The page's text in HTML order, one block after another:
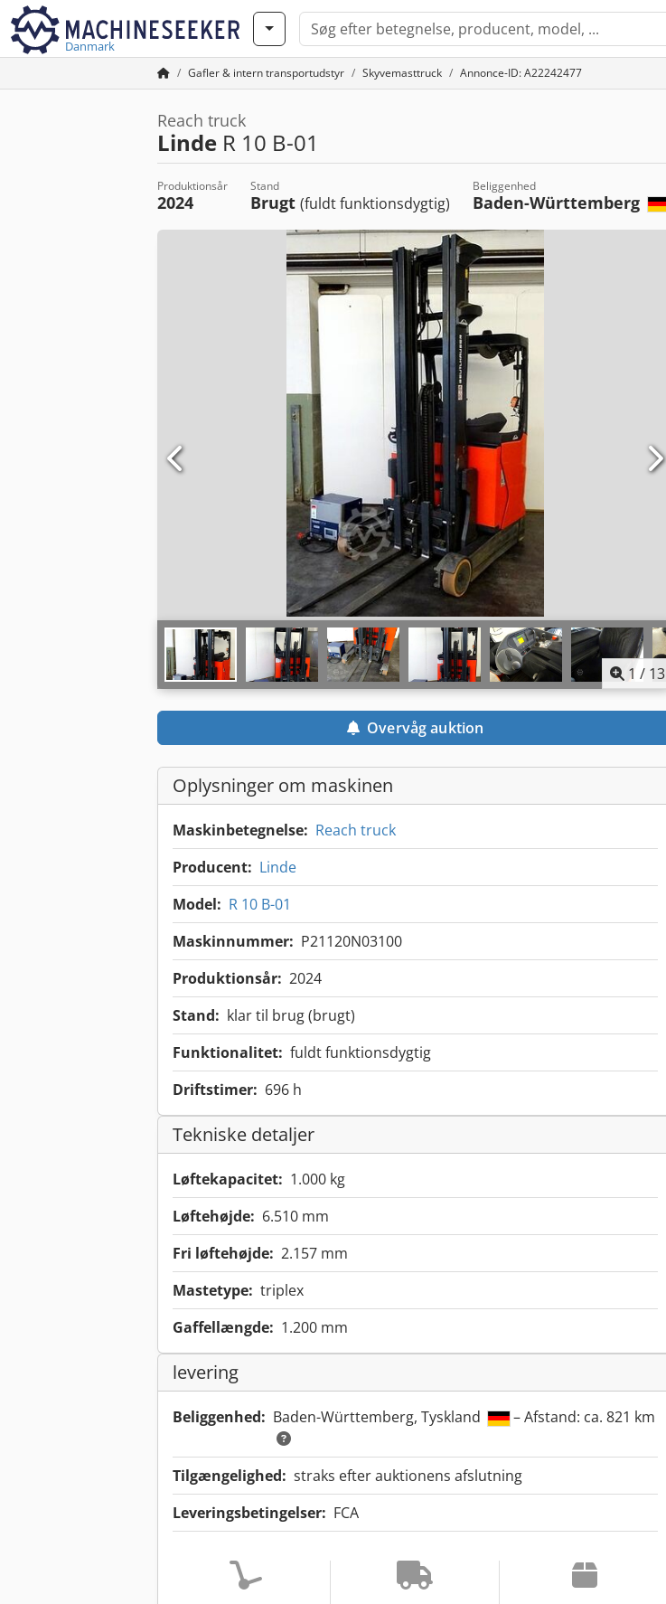
Danmark
Gafler & intern transportudstyr Skyvemasttruck Annonce-ID: A22242477
Reach truck
Linde R 10 B-01
Produktionsår
2024
Stand
Brugt (fuldt funktionsdygtig)
Beliggenhed
Baden-Württemberg
1 / 13
Overvåg auktion
Oplysninger om maskinen
Maskinbetegnelse: Reach truck
Producent: Linde
Model: R 10 B-01
Maskinnummer: P21120N03100
Produktionsår: 2024
Stand: klar til brug (brugt)
Funktionalitet: fuldt funktionsdygtig
Driftstimer: 696 h
Tekniske detaljer
Løftekapacitet: 1.000 kg
Løftehøjde: 6.510 mm
Fri løftehøjde: 2.157 mm
Mastetype: triplex
Gaffellængde: 1.200 mm
levering
Beliggenhed: Baden-Württemberg, Tyskland – Afstand: ca. 821 km
Tilgængelighed: straks efter auktionens afslutning
Leveringsbetingelser: FCA